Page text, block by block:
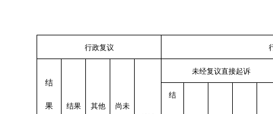
行政复议
结
果 结果 其他 尚未
未经复议直接起诉
结